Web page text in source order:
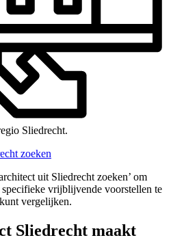
Sliedrecht.
zoeken
uit Sliedrecht zoeken’ om
vrijblijvende voorstellen te
vergelijken.
Sliedrecht maakt